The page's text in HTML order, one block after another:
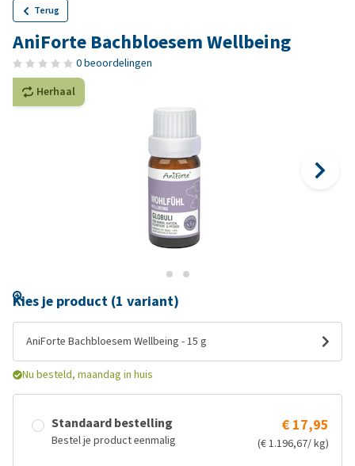
Terug
AniForte Bachbloesem Wellbeing
0 beoordelingen
Herhaal
Kies je product (1 variant)
AniForte Bachbloesem Wellbeing - 15 g
Nu besteld, maandag in huis
Standaard bestelling
Bestel je product eenmalig
€ 17,95
(€ 1.196,67/ kg)